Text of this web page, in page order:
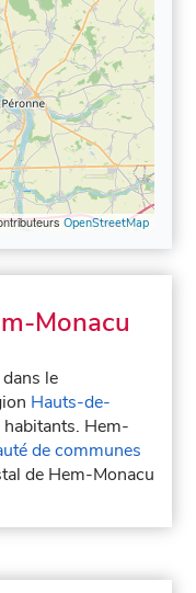
OpenStreetMap
Monacu
le
Hauts-de-
Hem-
de communes
de Hem-Monacu